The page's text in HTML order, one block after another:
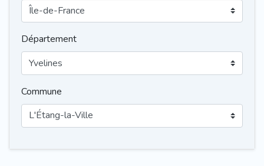
Département
Commune